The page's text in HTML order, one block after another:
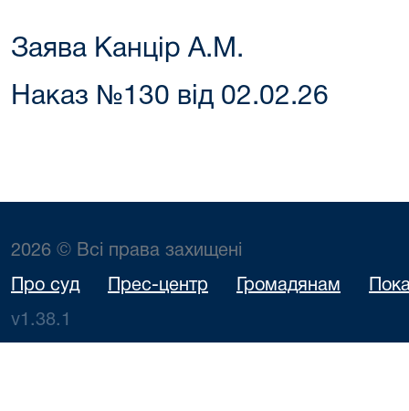
Заява Канцір А.М.
Наказ №130 від 02.02.26
2026 © Всі права захищені
Про суд Прес-центр Громадянам
v1.38.1